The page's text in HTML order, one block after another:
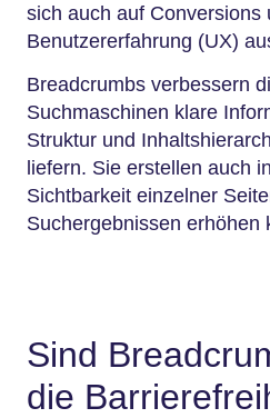
sich auch auf Conversions
Benutzererfahrung (UX)
Breadcrumbs verbessern
Suchmaschinen klare
Struktur und
liefern. Sie erstellen auch
Sichtbarkeit einzelner
Suchergebnissen erhöhen
Sind
die